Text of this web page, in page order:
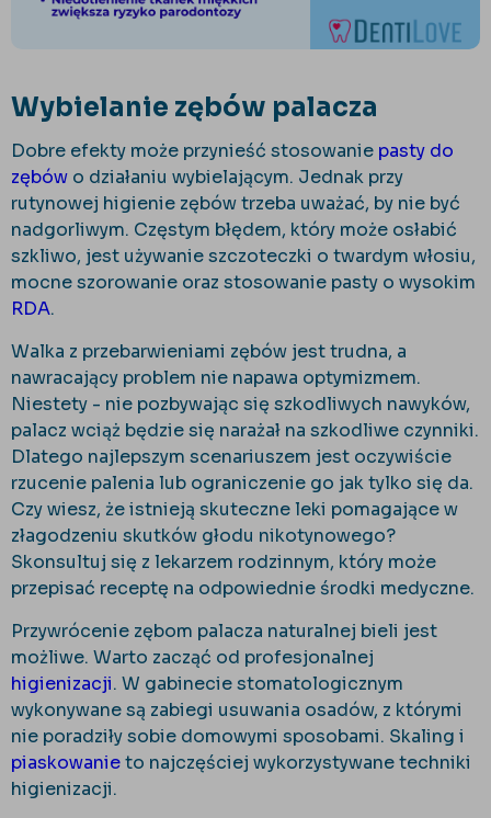
Wybielanie zębów palacza
Dobre efekty może przynieść stosowanie pasty do
zębów o działaniu wybielającym. Jednak przy
rutynowej higienie zębów trzeba uważać, by nie być
nadgorliwym. Częstym błędem, który może osłabić
szkliwo, jest używanie szczoteczki o twardym włosiu,
mocne szorowanie oraz stosowanie pasty o wysokim
RDA.
Walka z przebarwieniami zębów jest trudna, a
nawracający problem nie napawa optymizmem.
Niestety - nie pozbywając się szkodliwych nawyków,
palacz wciąż będzie się narażał na szkodliwe czynniki.
Dlatego najlepszym scenariuszem jest oczywiście
rzucenie palenia lub ograniczenie go jak tylko się da.
Czy wiesz, że istnieją skuteczne leki pomagające w
złagodzeniu skutków głodu nikotynowego?
Skonsultuj się z lekarzem rodzinnym, który może
przepisać receptę na odpowiednie środki medyczne.
Przywrócenie zębom palacza naturalnej bieli jest
możliwe. Warto zacząć od profesjonalnej
higienizacji. W gabinecie stomatologicznym
wykonywane są zabiegi usuwania osadów, z którymi
nie poradziły sobie domowymi sposobami. Skaling i
piaskowanieto najczęściej wykorzystywane techniki
higienizacji.